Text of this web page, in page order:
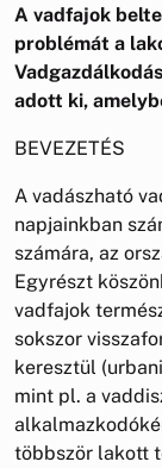
A vadfajok
problémát a
adott ki,
BEVEZETÉS
A vadászható
napjainkban
számára, az
Egyrészt
vadfajok
sokszor
keresztül
mint pl. a
többször lakott